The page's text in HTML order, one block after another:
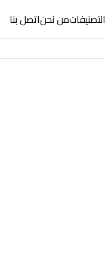
التصنيفاتمن نحناتصل بنا